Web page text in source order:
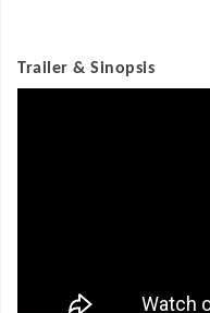
Trailer & Sinopsis